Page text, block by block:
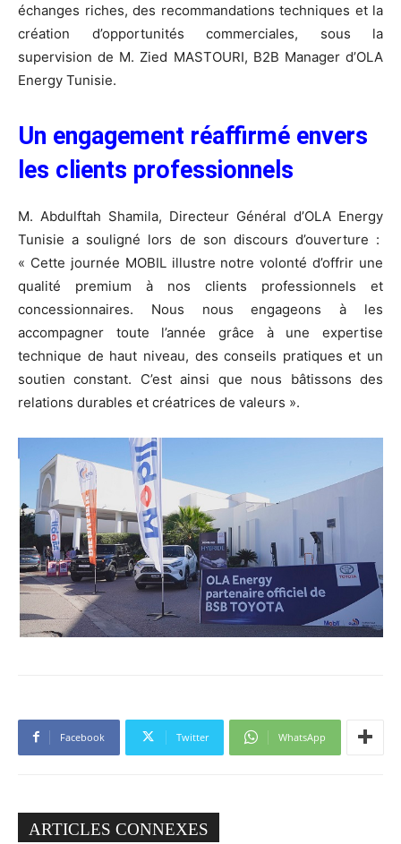
échanges riches, des recommandations techniques et la
création d’opportunités commerciales, sous la
supervision de M. Zied MASTOURI, B2B Manager d’OLA
Energy Tunisie.
Un engagement réaffirmé envers
les clients professionnels
M. Abdulftah Shamila, Directeur Général d’OLA Energy
Tunisie a souligné lors de son discours d’ouverture :
« Cette journée MOBIL illustre notre volonté d’offrir une
qualité premium à nos clients professionnels et
concessionnaires. Nous nous engageons à les
accompagner toute l’année grâce à une expertise
technique de haut niveau, des conseils pratiques et un
soutien constant. C’est ainsi que nous bâtissons des
relations durables et créatrices de valeurs ».
Facebook Twitter WhatsApp
ARTICLES CONNEXES